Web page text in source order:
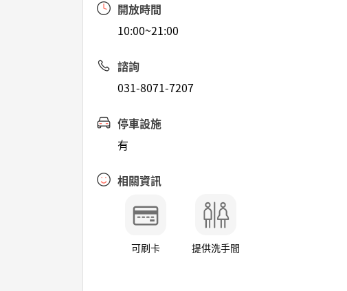
開放時間
10:00~21:00
諮詢
031-8071-7207
停車設施
有
相關資訊
可刷卡 提供洗手間